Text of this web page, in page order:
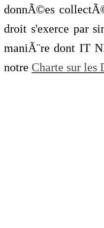
donnÃ©es
droit s'exerce par
maniÃ¨re dont IT
notre Charte sur les